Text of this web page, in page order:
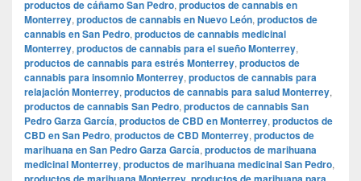
productos de cáñamo San Pedro, productos de cannabis en
Monterrey, productos de cannabis en Nuevo León, productos de
cannabis en San Pedro, productos de cannabis medicinal
Monterrey, productos de cannabis para el sueño Monterrey,
productos de cannabis para estrés Monterrey, productos de
cannabis para insomnio Monterrey, productos de cannabis para
relajación Monterrey, productos de cannabis para salud Monterrey,
productos de cannabis San Pedro, productos de cannabis San
Pedro Garza García, productos de CBD en Monterrey, productos de
CBD en San Pedro, productos de CBD Monterrey, productos de
marihuana en San Pedro Garza García, productos de marihuana
medicinal Monterrey, productos de marihuana medicinal San Pedro,
,